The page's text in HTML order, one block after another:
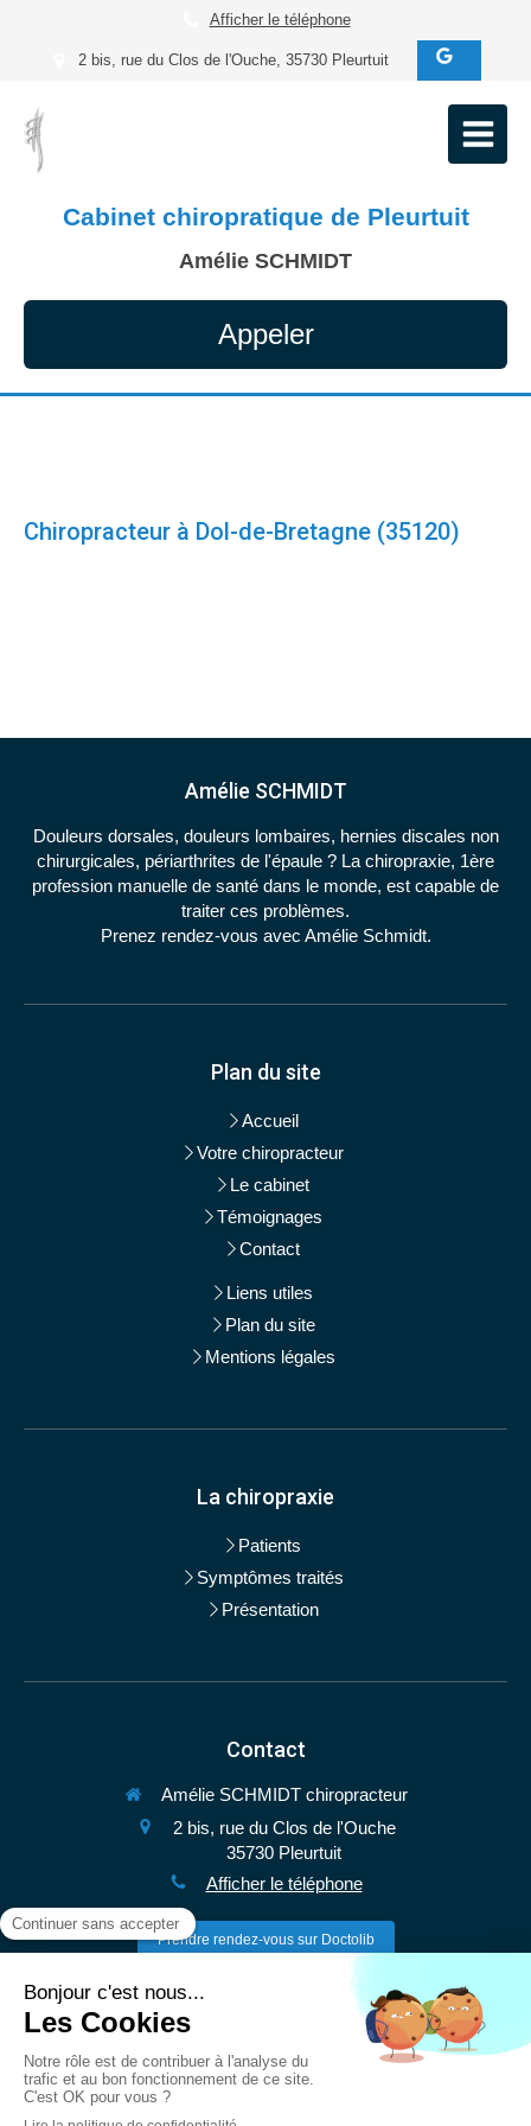
Afficher le téléphone
2 bis, rue du Clos de l'Ouche, 35730 Pleurtuit
Cabinet chiropratique de Pleurtuit
Amélie SCHMIDT
Appeler
Chiropracteur à Dol-de-Bretagne (35120)
Amélie SCHMIDT
Douleurs dorsales, douleurs lombaires, hernies discales non
chirurgicales, périarthrites de l'épaule ? La chiropraxie, 1ère
profession manuelle de santé dans le monde, est capable de
traiter ces problèmes.
Prenez rendez-vous avec Amélie Schmidt.
Plan du site
Accueil
Votre chiropracteur
Le cabinet
Témoignages
Contact
Liens utiles
Plan du site
Mentions légales
La chiropraxie
Patients
Symptômes traités
Présentation
Contact
Amélie SCHMIDT chiropracteur
2 bis, rue du Clos de l'Ouche
35730 Pleurtuit
Afficher le téléphone
Prendre rendez-vous sur Doctolib
LeLundi
19h
Le
LeMercredide 14h
LeJeudi de9h30à
Vendredi